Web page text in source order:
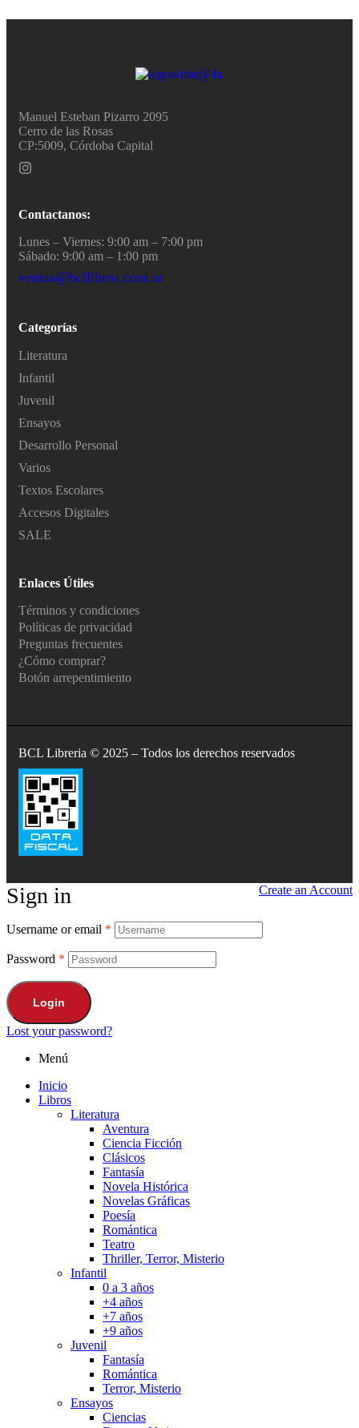
Manuel Esteban Pizarro 2095
Cerro de las Rosas
CP:5009, Córdoba Capital
Contactanos:
Lunes – Viernes: 9:00 am – 7:00 pm
Sábado: 9:00 am – 1:00 pm
ventas@bcllibros.com.ar
Categorías
Literatura
Infantil
Juvenil
Ensayos
Desarrollo Personal
Varios
Textos Escolares
Accesos Digitales
SALE
Enlaces Útiles
Términos y condiciones
Políticas de privacidad
Preguntas frecuentes
¿Cómo comprar?
Botón arrepentimiento
BCL Libreria © 2025 – Todos los derechos reservados
Sign in Create an Account
Username or email *
Password *
Login
Lost your password?
Menú
Inicio
Libros
Literatura
Aventura
Ciencia Ficción
Clásicos
Fantasía
Novela Histórica
Novelas Gráficas
Poesía
Romántica
Teatro
Thriller, Terror, Misterio
Infantil
0 a 3 años
+4 años
+7 años
+9 años
Juvenil
Fantasía
Romántica
Terror, Misterio
Ensayos
Ciencias